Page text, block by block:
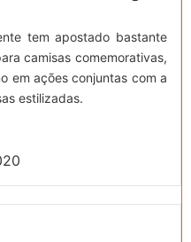
tem apostado bastante
camisas comemorativas,
em ações conjuntas com a
estilizadas.